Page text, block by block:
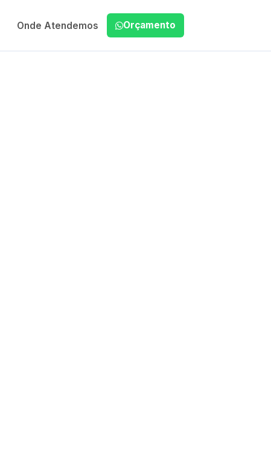
Onde Atendemos Orçamento